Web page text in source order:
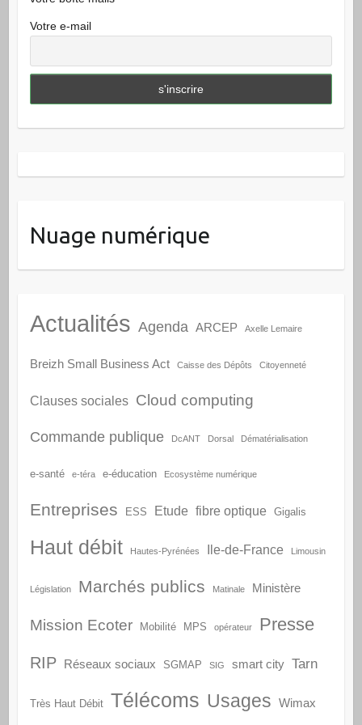
Votre e-mail
Nuage numérique
Actualités Agenda ARCEP Axelle Lemaire
Breizh Small Business Act Caisse des Dépôts Citoyenneté
Clauses sociales Cloud computing
Commande publique DcANT Dorsal Dématérialisation
e-santé e-téra e-éducation Ecosystème numérique
Entreprises ESS Etude fibre optique Gigalis
Haut débit Hautes-Pyrénées Ile-de-France Limousin
Législation Marchés publics Matinale Ministère
Mission Ecoter Mobilité MPS opérateur Presse
RIP Réseaux sociaux SGMAP SIG smart city Tarn
Très Haut Débit Télécoms Usages Wimax